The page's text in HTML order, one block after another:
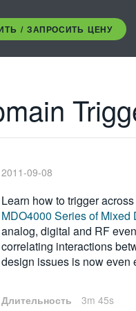
/ ЗАПРОСИТЬ ЦЕНУ
2011-09-08
Learn how to trigger
MDO4000 Series of
analog, digital and RF
correlating interactions
design issues is now even
Длительность 3m 45s